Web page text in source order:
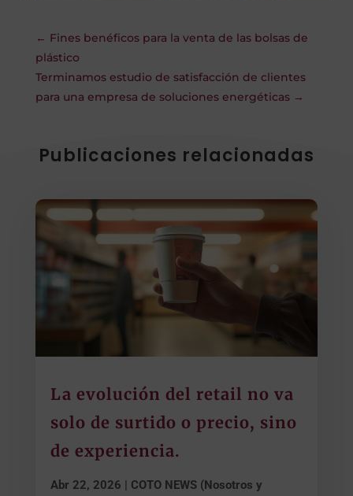
← Fines benéficos para la venta de las bolsas de
plástico
Terminamos estudio de satisfacción de clientes
para una empresa de soluciones energéticas→
Publicaciones relacionadas
La evolución del retail no va
solo de surtido o precio, sino
de experiencia.
Abr 22, 2026
COTO NEWS (Nosotros y